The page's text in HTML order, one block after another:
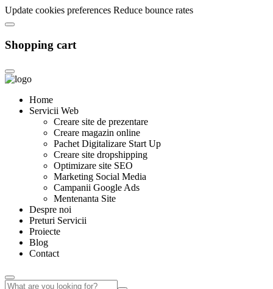
Update cookies preferences Reduce bounce rates
Shopping cart
Home
Servicii Web
Creare site de prezentare
Creare magazin online
Pachet Digitalizare Start Up
Creare site dropshipping
Optimizare site SEO
Marketing Social Media
Campanii Google Ads
Mentenanta Site
Despre noi
Preturi Servicii
Proiecte
Blog
Contact